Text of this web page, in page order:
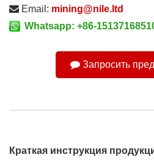
Email: mining@nile.ltd
Whatsapp: +86-
Запросить
Краткая инструкция